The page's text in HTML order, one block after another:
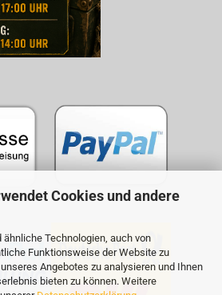
Cookies und andere
Technologien, auch von
Funktionsweise der Website zu
Angebotes zu analysieren und Ihnen
bieten zu können. Weitere